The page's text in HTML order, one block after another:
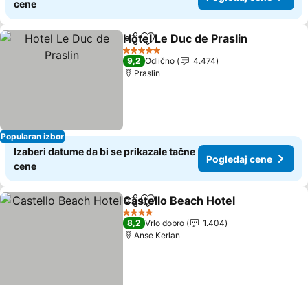
cene
Popularan izbor
Deli Dodati u favorite
Hotel Le Duc de Praslin
5 Zvezdice
9,2 Odlično
4.474
Praslin
Izaberi datume da bi se prikazale tačne
cene
Pogledaj cene
Deli Dodati u favorite
Castello Beach Hotel
4 Zvezdice
8,2 Vrlo dobro
1.404
Anse Kerlan